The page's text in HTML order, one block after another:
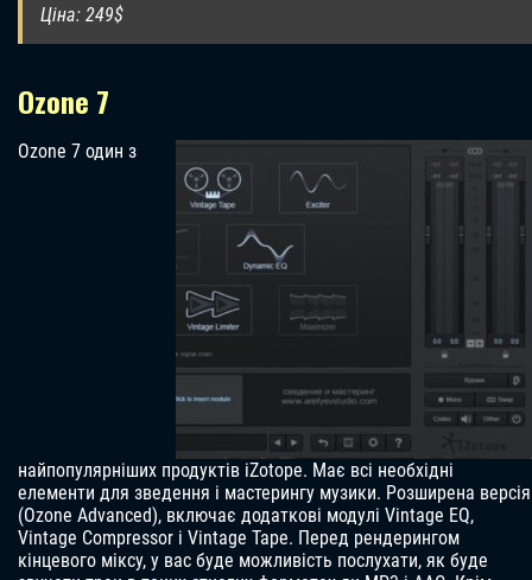
Ціна: 249$
Ozone 7
Ozone 7 один з
найпопулярніших продуктів iZotope. Має всі необхідні
елементи для зведення і мастерингу музики. Розширена версія
(Ozone Advanced), включає додаткові модулі Vintage EQ,
Vintage Compressor і Vintage Tape. Перед рендерингом
кінцевого міксу, у вас буде можливість послухати, як буде